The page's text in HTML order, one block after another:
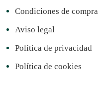
Condiciones de compra
Aviso legal
Política de privacidad
Política de cookies